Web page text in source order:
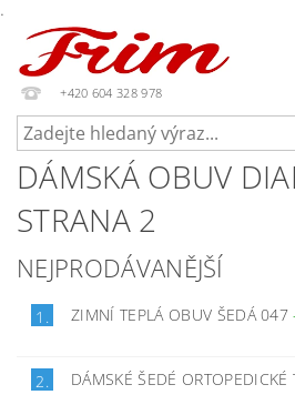
.
+420 604 328 978
DÁMSKÁ OBUV
STRANA 2
NEJPRODÁVANĚJŠÍ
1. ZIMNÍ TEPLÁ OBUV ŠEDÁ 047
2. DÁMSKÉ ŠEDÉ